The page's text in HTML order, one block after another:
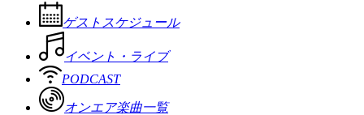
ゲストスケジュール
イベント・ライブ
PODCAST
オンエア楽曲一覧